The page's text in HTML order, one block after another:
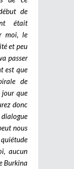
de
était
moi, le
et peu
passer
est que
de
jour que
donc
nous
aucun
Burkina